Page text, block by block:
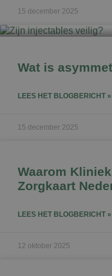
15 december 2025
Wat is
LEES HET BLOGBERICHT »
15 december 2025
Waarom
Zorgkaart
LEES HET BLOGBERICHT »
12 oktober 2025